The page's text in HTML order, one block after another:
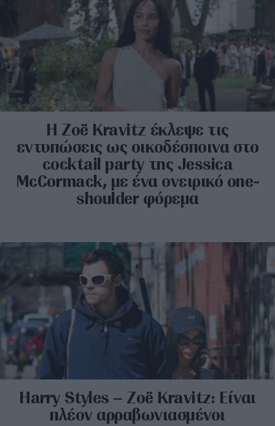
Η Zoë Kravitz έκλεψε τις
εντυπώσεις ως οικοδέσποινα στο
cocktail party της Jessica
McCormack, με ένα ονειρικό one-
shoulder φόρεμα
Harry Styles – Zoë Kravitz: Είναι
πλέον αρραβωνιασμένοι